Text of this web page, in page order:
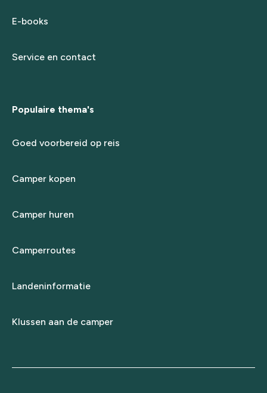
E-books
Service en contact
Populaire thema's
Goed voorbereid op reis
Camper kopen
Camper huren
Camperroutes
Landeninformatie
Klussen aan de camper